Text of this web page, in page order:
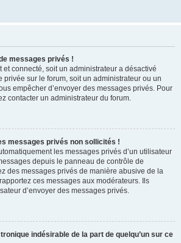
messages privés !
et connecté, soit un administrateur a désactivé
privée sur le forum, soit un administrateur ou un
empêcher d’envoyer des messages privés. Pour
contacter un administrateur du forum.
messages privés non sollicités !
les messages privés d’un utilisateur
depuis le panneau de contrôle de
des messages privés de manière abusive de la
ces messages aux modérateurs. Ils
d’envoyer des messages privés.
indésirable de la part de quelqu’un sur ce